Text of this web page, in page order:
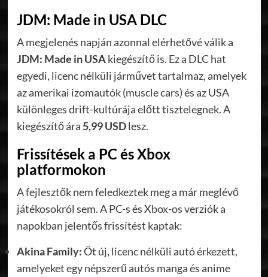
JDM: Made in USA DLC
A megjelenés napján azonnal elérhetővé válik a
JDM: Made in USAkiegészítő is. Ez a DLC hat
egyedi, licenc nélküli járművet tartalmaz, amelyek
az amerikai izomautók (muscle cars) és az USA
különleges drift-kultúrája előtt tisztelegnek. A
kiegészítő ára 5,99 USDlesz.
Frissítések a PC és Xbox
platformokon
A fejlesztők nem feledkeztek meg a már meglévő
játékosokról sem. A PC-s és Xbox-os verziók a
napokban jelentős frissítést kaptak:
Akina Family:Öt új, licenc nélküli autó érkezett,
amelyeket egy népszerű autós manga és anime